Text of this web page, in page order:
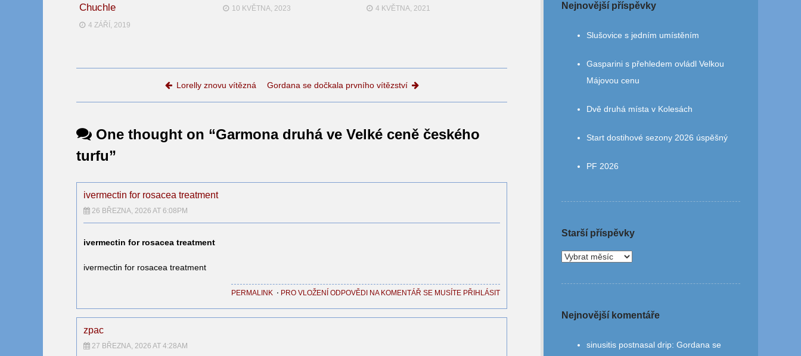
Chuchle
4 ZÁŘÍ, 2019
10 KVĚTNA, 2023 4 KVĚTNA, 2021
Post navigation
Lorelly znovu vítězná Gordana se dočkala prvního vítězství
One thought on “Garmona druhá ve Velké ceně českého
turfu”
ivermectin for rosacea treatment
26 BŘEZNA, 2026 AT 6:08PM
ivermectin for rosacea treatment
ivermectin for rosacea treatment
PERMALINK⋅ PRO VLOŽENÍ ODPOVĚDI NA KOMENTÁŘ SE MUSÍTE PŘIHLÁSIT
zpac
27 BŘEZNA, 2026 AT 4:28AM
Nejnovější příspěvky
Slušovice s jedním umístěním
Gasparini s přehledem ovládl Velkou
Májovou cenu
Dvě druhá místa v Kolesách
Start dostihové sezony 2026 úspěšný
PF 2026
Starší příspěvky
Nejnovější komentáře
sinusitis postnasal drip: Gordana se